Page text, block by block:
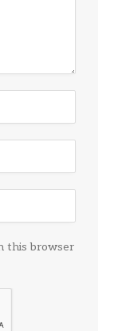
this browser